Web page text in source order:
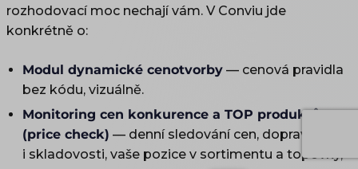
rozhodovací moc nechají vám. V Conviu jde
konkrétně o:
Modul dynamické cenotvorby — cenová pravidla
bez kódu, vizuálně.
Monitoring cen konkurence a TOP produktů
(price check) — denní sledování cen, dopravného
i skladovosti, vaše pozice v sortimentu a topovky,